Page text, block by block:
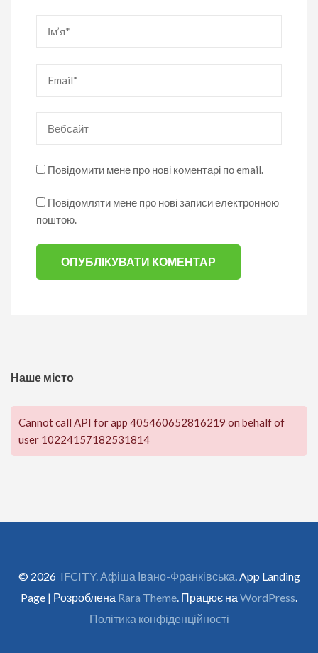
Повідомити мене про нові коментарі по email.
Повідомляти мене про нові записи електронною
поштою.
Наше місто
Cannot call API for app 405460652816219 on behalf of
user 10224157182531814
© 2026 IFCITY. Афіша Івано-Франківська . App Landing
Page | Розроблена Rara Theme . Працює на WordPress
Політика конфіденційності